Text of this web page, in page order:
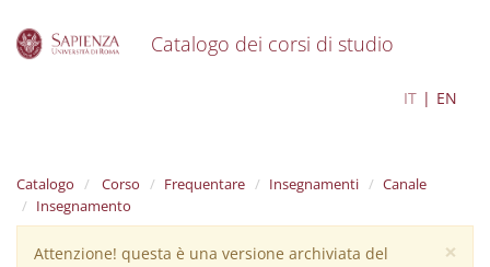
Catalogo dei corsi di studio
IT EN
Catalogo Corso Frequentare Insegnamenti
Canale
Insegnamento
×
Warning
Attenzione! questa è una versione archiviata del